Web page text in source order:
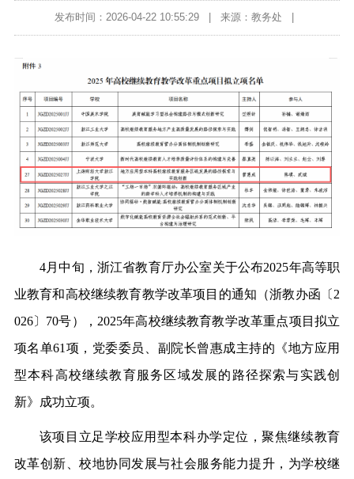
发布时间：2026-04-22 10:55:29| 来源：教务处
4月中旬， 浙江省教育厅办公室关于公布2025年高等职
业教育和高校继续教育教学改革项目的通知 （浙教办函〔 2
026〕 70号）， 2025年高校继续教育教学改革重点项目拟立
项名单61项 ，党委委员、 副院长曾惠成主持的《地方应用
型本科高校继续教育服务区域发展的路径探索与实践创
新》成功立项。
该项目立足学校应用型本科办学定位，聚焦继续教育
改革创新、校地协同发展与社会服务能力提升，为学校继